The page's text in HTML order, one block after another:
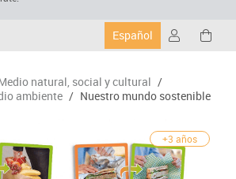
Español
natural, social y cultural /
ambiente / Nuestro mundo sostenible
+3 años